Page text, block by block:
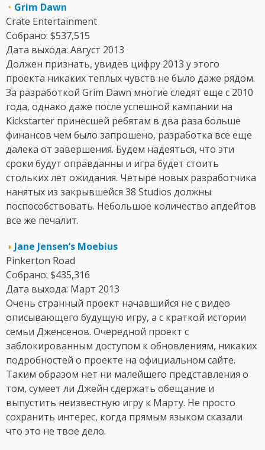
◔ Grim Dawn
Crate Entertainment
Собрано: $537,515
Дата выхода: Август 2013
Должен признать, увидев цифру 2013 у этого
проекта никаких теплых чувств не было даже рядом.
За разработкой Grim Dawn многие следят еще с 2010
года, однако даже после успешной кампании на
Kickstarter принесшей ребятам в два раза больше
финансов чем было запрошено, разработка все еще
далека от завершения. Будем надеяться, что эти
сроки будут оправданны и игра будет стоить
стольких лет ожидания. Четыре новых разработчика
нанятых из закрывшейся 38 Studios должны
поспособствовать. Небольшое количество апдейтов
все же печалит.
◑ Jane Jensen’s Moebius
Pinkerton Road
Собрано: $435,316
Дата выхода: Март 2013
Очень странный проект начавшийся не с видео
описывающего будущую игру, а с краткой истории
семьи Дженсенов. Очередной проект с
заблокированным доступом к обновлениям, никаких
подробностей о проекте на официальном сайте.
Таким образом нет ни малейшего представления о
том, сумеет ли Джейн сдержать обещание и
выпустить неизвестную игру к Марту. Не просто
сохранить интерес, когда прямым языком сказали
что это не твое дело.